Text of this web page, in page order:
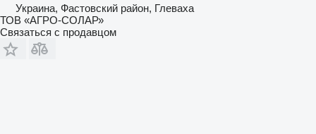
Украина, Фастовский район, Глеваха
ТОВ «АГРО-СОЛАР»
Связаться с продавцом